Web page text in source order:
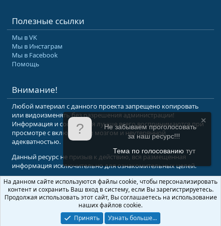
Полезные ссылки
Мы в VK
Мы в Инстаграм
Мы в Facebook
Помощь
Внимание!
Любой материал с данного проекта запрещено копировать
или видоизменять без разрешения администрации!
Информация и сообщения лучше всего воспринимаются при
просмотре с включенным мозгом и неутерянной
адекватностью.
Данный ресурс не призыв к действию, вся размещенная
информация исключительно для ознакомительных целей.
© 2008-2026 Форум Абырвалг.нет - подводная охота, дайвинг, туризм
Перевод: XenForo.Info
Не забываем проголосовать
за наш ресурс!!!
Тема по голосованию тут
На данном сайте используются файлы cookie, чтобы персонализировать
контент и сохранить Ваш вход в систему, если Вы зарегистрируетесь.
Продолжая использовать этот сайт, Вы соглашаетесь на использование
наших файлов cookie.
Принять
Узнать больше...